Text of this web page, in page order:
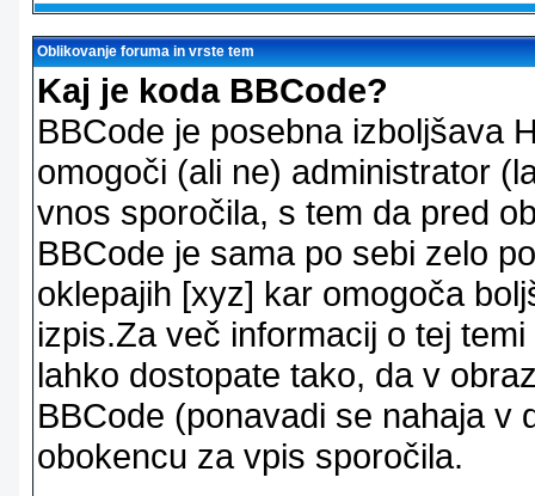
Oblikovanje foruma in vrste tem
Kaj je koda BBCode?
BBCode je posebna izboljšava
omogoči (ali ne) administrator
vnos sporočila, s tem da pred
BBCode je sama po sebi zelo
oklepajih [xyz] kar omogoča
izpis.Za več informacij o tej
lahko dostopate tako, da v
BBCode (ponavadi se nahaja v
obokencu za vpis sporočila.